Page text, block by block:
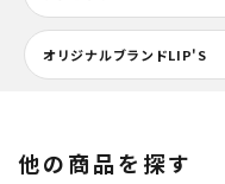
オリジナルブランドLIP'S
他の商品を探す